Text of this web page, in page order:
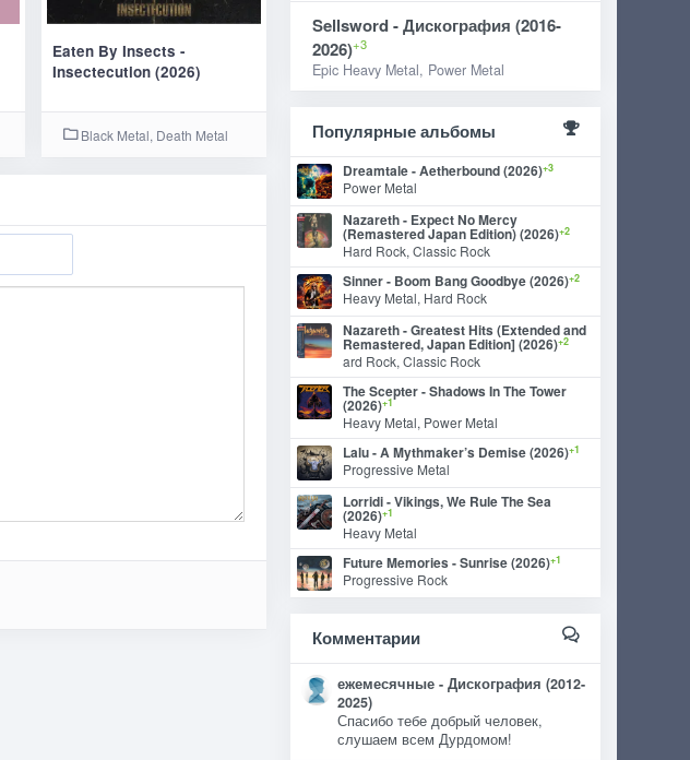
Eaten By Insects -
Insectecution (2026)
Black Metal, Death Metal
Sellsword - Дискография (2016-
2026)+3
Epic Heavy Metal, Power Metal
Популярные альбомы
Dreamtale - Aetherbound (2026)+3
Power Metal
Nazareth - Expect No Mercy
(Remastered Japan Edition) (2026)+2
Hard Rock, Classic Rock
Sinner - Boom Bang Goodbye (2026)+2
Heavy Metal, Hard Rock
Nazareth - Greatest Hits (Extended and
Remastered, Japan Edition] (2026)+2
ard Rock, Classic Rock
The Scepter - Shadows In The Tower
(2026)+1
Heavy Metal, Power Metal
Lalu - A Mythmaker’s Demise (2026)+1
Progressive Metal
Lorridi - Vikings, We Rule The Sea
(2026)+1
Heavy Metal
Future Memories - Sunrise (2026)+1
Progressive Rock
Комментарии
ежемесячные - Дискография (2012-
2025)
Спасибо тебе добрый человек,
слушаем всем Дурдомом!